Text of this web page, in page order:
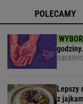
POLECAMY
Lepszy
z